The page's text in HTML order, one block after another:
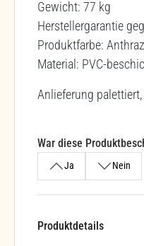
Gewicht: 77 kg
Herstellergarantie
Produktfarbe:
Material: PVC-
Anlieferung
War diese
Ja Nein
Produktdetails